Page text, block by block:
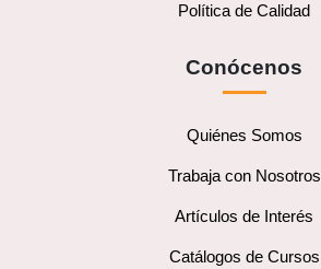
Política de Calidad
Conócenos
Quiénes Somos
Trabaja con Nosotros
Artículos de Interés
Catálogos de Cursos